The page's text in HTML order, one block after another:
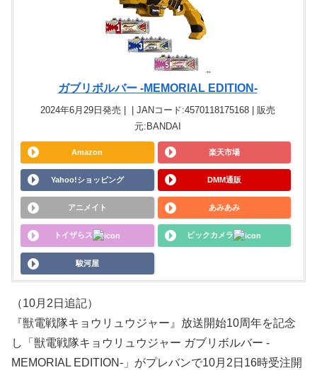
ガブリボルバー -MEMORIAL EDITION-
2024年6月29日発売 | | JANコード:4570118175168 | 販売
元:BANDAI
Amazon 楽天市場
Yahoo!ショッピング DMM通販
アニメイト あみあみ
トイザらス ビックカメラ
駿河屋
（10月2日追記）
『獣電戦隊キョウリュウジャー』放送開始10周年を記念
し「獣電戦隊キョウリュウジャー ガブリボルバー -
MEMORIAL EDITION-」がプレバンで10月2日16時受注開